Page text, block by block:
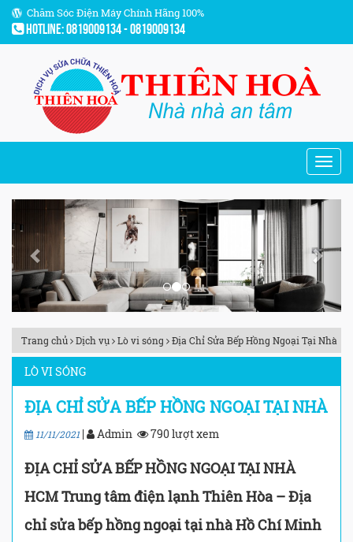
Chăm Sóc Điện Máy Chính Hãng 100%
Hotline: 0819009134 - 0819009134
Previous Next
Trang chủ Dịch vụ Lò vi sóng Địa Chỉ Sửa Bếp Hồng Ngoại Tại Nhà
LÒ VI SÓNG
ĐỊA CHỈ SỬA BẾP HỒNG NGOẠI TẠI NHÀ
11/11/2021 | Admin 790 lượt xem
ĐỊA CHỈ SỬA BẾP HỒNG NGOẠI TẠI NHÀ
HCM Trung tâm điện lạnh Thiên Hòa – Địa
chỉ sửa bếp hồng ngoại tại nhà Hồ Chí Minh